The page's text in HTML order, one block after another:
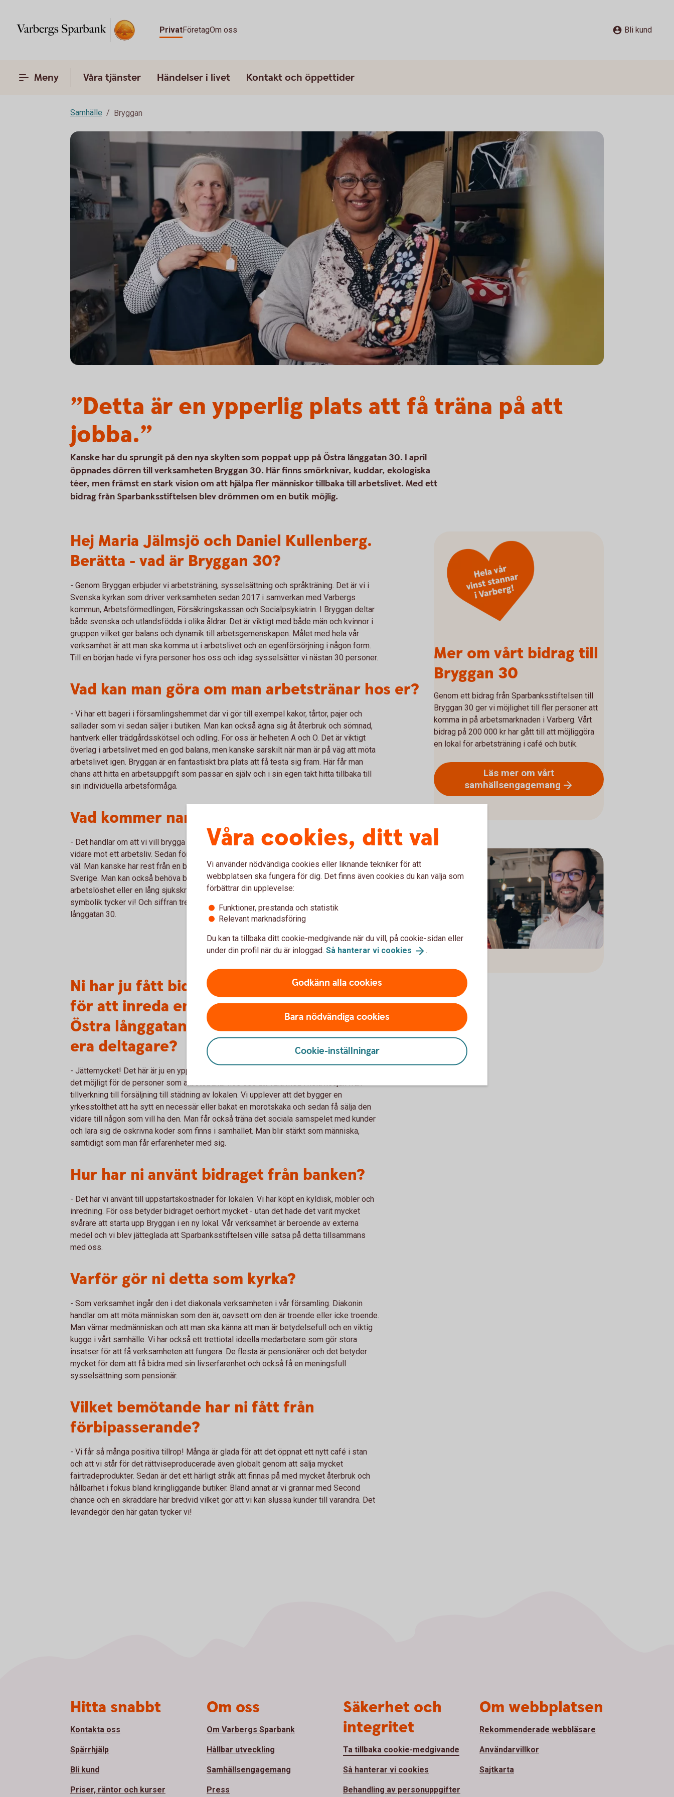
PrivatFöretagOm oss Bli kund
Meny Våra tjänster Händelser i livet Kontakt och öppettider
Samhälle Bryggan
”Detta är en ypperlig plats att få träna på att
jobba.”
Kanske har du sprungit på den nya skylten som poppat upp på Östra långgatan 30. I april
öppnades dörren till verksamheten Bryggan 30. Här finns smörknivar, kuddar, ekologiska
téer, men främst en stark vision om att hjälpa fler människor tillbaka till arbetslivet. Med ett
bidrag från Sparbanksstiftelsen blev drömmen om en butik möjlig.
Hej Maria Jälmsjö och Daniel Kullenberg.
Berätta - vad är Bryggan 30?
- Genom Bryggan erbjuder vi arbetsträning, sysselsättning och språkträning. Det är vi i
Svenska kyrkan som driver verksamheten sedan 2017 i samverkan med Varbergs
kommun, Arbetsförmedlingen, Försäkringskassan och Socialpsykiatrin. I Bryggan deltar
både svenska och utlandsfödda i olika åldrar. Det är viktigt med både män och kvinnor i
gruppen vilket ger balans och dynamik till arbetsgemenskapen. Målet med hela vår
verksamhet är att man ska komma ut i arbetslivet och en egenförsörjning i någon form.
Till en början hade vi fyra personer hos oss och idag sysselsätter vi nästan 30 personer.
Vad kan man göra om man arbetstränar hos er?
- Vi har ett bageri i församlingshemmet där vi gör till exempel kakor, tårtor, pajer och
sallader som vi sedan säljer i butiken. Man kan också ägna sig åt återbruk och sömnad,
hantverk eller trädgårdsskötsel och odling. För oss är helheten A och O. Det är viktigt
överlag i arbetslivet med en god balans, men kanske särskilt när man är på väg att möta
arbetslivet igen. Bryggan är en fantastiskt bra plats att få testa sig fram. Här får man
chans att hitta en arbetsuppgift som passar en själv och i sin egen takt hitta tillbaka till
sin individuella arbetsförmåga.
Vad kommer namnet Bryggan 30 ifrån?
- Det handlar om att vi vill brygga människor vidare! Hit kommer man för att ta steg
vidare mot ett arbetsliv. Sedan förstår många utlandsfödda bilden av en brygga väldigt
väl. Man kanske har rest från en brygga, över ett farligt hav, och angör en ny hamn här i
Sverige. Man kan också behöva brygga vidare från något osäkert, kanske en
arbetslöshet eller en lång sjukskrivning, till något tryggare. Det är en fin och stark
symbolik tycker vi! Och siffran trettio är helt enkelt för att vår nya butik finns på Östra
långgatan 30.
Ni har ju fått bidrag från Sparbanksstiftelsen
för att inreda en butik för arbetsträning här på
Östra långgatan. Vad betyder denna plats för
era deltagare?
- Jättemycket! Det här är ju en ypperlig plats att få träna på ett riktigt jobb! Lokalen gör
det möjligt för de personer som arbetstränar hos oss att vara med i hela kedjan från
tillverkning till försäljning till städning av lokalen. Vi upplever att det bygger en
yrkesstolthet att ha sytt en necessär eller bakat en morotskaka och sedan få sälja den
vidare till någon som vill ha den. Man får också träna det sociala samspelet med kunder
och lära sig de oskrivna koder som finns i samhället. Man blir stärkt som människa,
samtidigt som man får erfarenheter med sig.
Hur har ni använt bidraget från banken?
- Det har vi använt till uppstartskostnader för lokalen. Vi har köpt en kyldisk, möbler och
inredning. För oss betyder bidraget oerhört mycket - utan det hade det varit mycket
svårare att starta upp Bryggan i en ny lokal. Vår verksamhet är beroende av externa
medel och vi blev jätteglada att Sparbanksstiftelsen ville satsa på detta tillsammans
med oss.
Varför gör ni detta som kyrka?
- Som verksamhet ingår den i det diakonala verksamheten i vår församling. Diakonin
handlar om att möta människan som den är, oavsett om den är troende eller icke troende.
Man värnar medmänniskan och att man ska känna att man är betydelsefull och en viktig
kugge i vårt samhälle. Vi har också ett trettiotal ideella medarbetare som gör stora
insatser för att få verksamheten att fungera. De flesta är pensionärer och det betyder
mycket för dem att få bidra med sin livserfarenhet och också få en meningsfull
sysselsättning som pensionär.
Vilket bemötande har ni fått från
förbipasserande?
- Vi får så många positiva tillrop! Många är glada för att det öppnat ett nytt café i stan
och att vi står för det rättviseproducerade även globalt genom att sälja mycket
fairtradeprodukter. Sedan är det ett härligt stråk att finnas på med mycket återbruk och
hållbarhet i fokus bland kringliggande butiker. Bland annat är vi grannar med Second
chance och en skräddare här bredvid vilket gör att vi kan slussa kunder till varandra. Det
levandegör den här gatan tycker vi!
Mer om vårt bidrag till
Bryggan 30
Genom ett bidrag från Sparbanksstiftelsen till
Bryggan 30 ger vi möjlighet till fler personer att
komma in på arbetsmarknaden i Varberg. Vårt
bidrag på 200 000 kr har gått till att möjliggöra
en lokal för arbetsträning i café och butik.
Läs mer om vårt
samhällsengagemang
Våra cookies, ditt val
Vi använder nödvändiga cookies eller liknande tekniker för att
webbplatsen ska fungera för dig. Det finns även cookies du kan välja som
förbättrar din upplevelse:
Funktioner, prestanda och statistik
Relevant marknadsföring
Du kan ta tillbaka ditt cookie-medgivande när du vill, på cookie-sidan eller
under din profil när du är inloggad. Så hanterar vi cookies .
Godkänn alla cookies
Bara nödvändiga cookies
Cookie-inställningar
Hitta snabbt
Kontakta oss
Spärrhjälp
Bli kund
Priser, räntor och kurser
Om oss
Om Varbergs Sparbank
Hållbar utveckling
Samhällsengagemang
Press
Säkerhet och
integritet
Ta tillbaka cookie-medgivande
Så hanterar vi cookies
Behandling av personuppgifter
Om webbplatsen
Rekommenderade webbläsare
Användarvillkor
Sajtkarta